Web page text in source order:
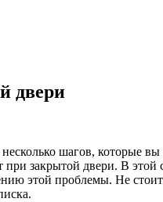
двери
шагов, которые
закрытой двери. В
этой проблемы. Не стоит